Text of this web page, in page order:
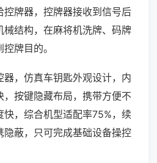
控牌器，控牌器接收到信号后
械结构，在麻将机洗牌、码牌
牌目的。
器，仿真车钥匙外观设计，内
，按键隐藏布局，携带方便不
，综合机型适配率75%，续
隐蔽，只可完成基础设备操控